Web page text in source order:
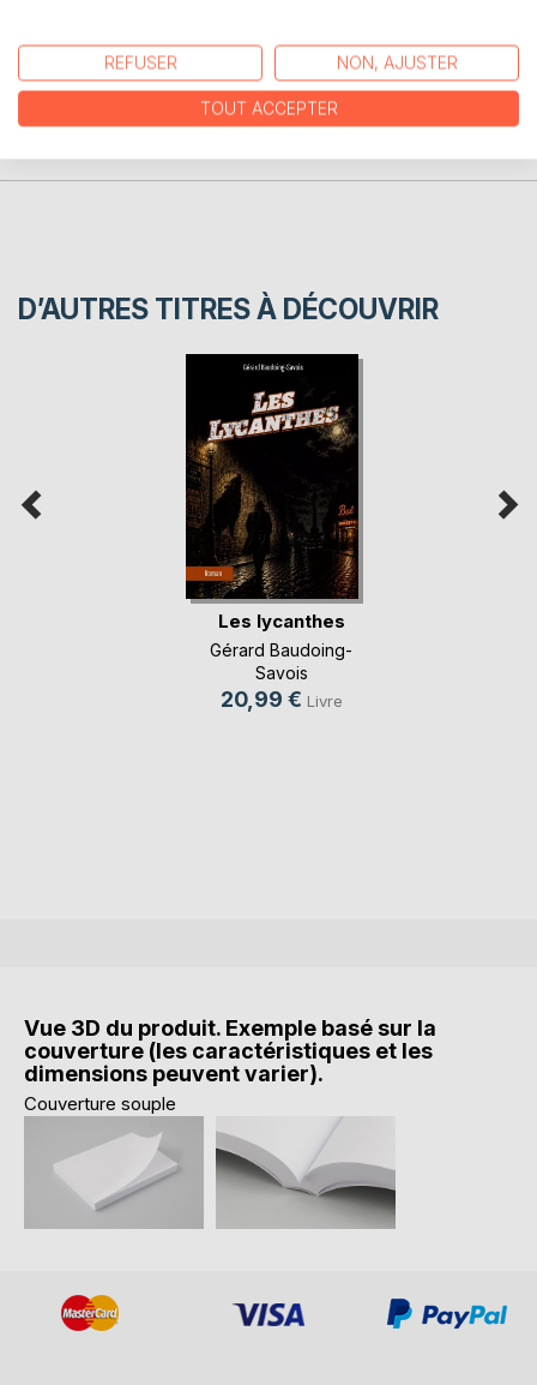
CRITIQUES PRESSE
D’AUTRES TITRES À DÉCOUVRIR
Les lycanthes
Gérard Baudoing-
Savois
20,99 € Livre
Vue 3D du produit. Exemple basé sur la
couverture (les caractéristiques et les
dimensions peuvent varier).
Couverture souple
REFUSER NON, AJUSTER
TOUT ACCEPTER